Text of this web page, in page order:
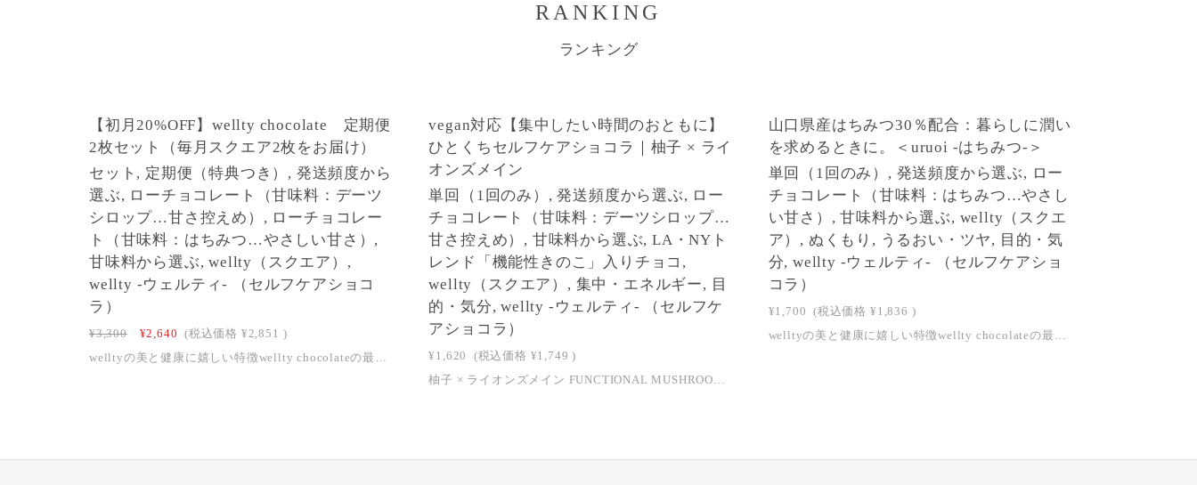
RANKING
ランキング
【初月20%OFF】wellty chocolate 定期便
2枚セット（毎月スクエア2枚をお届け）
セット, 定期便（特典つき）, 発送頻度から
選ぶ, ローチョコレート（甘味料：デーツ
シロップ…甘さ控えめ）, ローチョコレー
ト（甘味料：はちみつ…やさしい甘さ）,
甘味料から選ぶ, wellty（スクエア）,
wellty -ウェルティ- （セルフケアショコ
ラ）
¥3,300 ¥2,640 (税込価格 ¥2,851 )
welltyの美と健康に嬉しい特徴wellty chocolateの最大の特徴はローチョコレートであること。非加熱もしくは低温で焙煎をした「生の状態のカカオ豆」を使用し、製造段階においても48度を超えないよう温度管理をして製造しています。そうすることで、カカオ豆が本来持っている酵素やビタミンCなどの加熱に弱い美容と健康に嬉しい栄養素もそのまま摂り入れるというのがローチョコレートの考え方です。※「ロー」には「生（raw）」の意味があります。※welltyではベースのチョコレートはローですが、トッピングの種類によっては高温で加工しているものもあります。 人生を美しく楽しむためのwellty定期便・甘いものがなかなかやめられない。 ・体と美容にやさしくて、エシカルなチョコレートを毎月お得に食べたい。 そんな方におすすめなwelltyの定期便。 wellty chocolate＜スクエア＞が毎月2枚届く、継続コース。心身ともにキレイになるための食習慣を、まずはおやつから始めてみませんか？【定期便限定！3大特典】①ずっと10％OFF②お得な送料（クール便も年間同じ送料でお届け）・北海道・沖縄・離島以外の送料：880円（税込）・北海道の送料：1,375円（税込）・沖縄・離島の送料：1,430円（税込）※離島送料は決済時にショップにて変更させていただきます。③「一生ダイエットで悩まない！食の選び方」動画 （月1回。全5回配信）④1年ご継続いただくと、13ヶ月目以降はずっと12％OFFでのお届けとなります。【定期便について】・2回目以降解約可能です。・初月20％OFF、2ヶ月目以降ずっと10％OFFでのお届けとなります。・1年ご継続いただくと、13ヶ月目以降はずっと12％OFFでのお届けとなります。・30日ごとのお届けとなります。（お届け間隔はマイページよりご変更いただけます。）・他の商品との同梱も可能です。（予約商品以外。2ヶ月目以降もマイページから追加可能です。）・スキップ機能もございます。（既に確定した注文、発送済の注文は変更できませんのでご注意ください。一度スキップを実行すると、次回の配送が完了するまで再度スキップすることができません。）【セット内容】 8種類から2枚届きます。組み合わせはA~Cよりお選びいただけます。※種類のご指定はできかねます。※以下の種類以外にも期間限定商品や新商品をお届けする場合もございます。食物アレルギーがある場合は、備考欄にご入力ください。A.はちみつ・デーツシロップセット毎月、甘味料がはちみつの種類（①、⑥、⑦）が1枚、デーツシロップの種類（②〜⑤、⑧）が1枚ずつ、合計2枚届きます。※「sakusaku」は季節限定、「hirameki」は不定期販売のため、「uruoi」が届く頻度が高くなります。※届く順番はランダムのため、先月分と一部重複することもございます。お届け例：1ヶ月目uruoi・kiso、2ヶ月目uruoi・totonoi、3ヶ月目hirameki、totonoiなどB.ヴィーガンセット甘味料がデーツシロップの種類（②〜⑤、⑧）から2枚届きます。※届く順番はランダムのため、先月分と一部重複することもございます。お届け例：1ヶ月目kiyoraka・kiso、2ヶ月目nagomi・yasuragi、3ヶ月目kiyoraka、totonoiなどC.ランダム①〜⑧の8種類のうち、毎月2枚届きます。※届く順番はランダムのため、2枚とも甘味料がデーツシロップもしくは、甘味料がはちみつのこともございます。お届け例：1ヶ月目uruoi・kiso、2ヶ月目kiyoraka・totonoi、3ヶ月目uruoi、nagomiなど【種類】wellty chocolate「スクエア」8種類のうち、毎月2枚届きます。①uruoi ーはちみつー 甘味料：生はちみつフリーズドライのラズベリーをトッピング。蜂蜜の優しい甘みの後にラズベリーの酸味が広がる、味の変化が楽しめるチョコレート。②nagomi ーCBDー甘味料：デーツシロップCBD入りのチョコレート。甘味料は、栽培期間中農薬不使用で育てられたデーツから作られたデーツシロップを使用しています。③kiyoraka ー麻炭ー甘味料：デーツシロップ栃木県で480年の歴史を誇る麻農家がつくる野州麻の麻炭入りのチョコレート。カカオニブの程よい苦味がアクセント。④totonoi ー竹ー甘味料：デーツシロップ静岡県産淡竹が入ったチョコレート。整備した竹を新たな資源に変える竹の粉は、日本の森林を守ることにつながっています。⑤kiso ーヘンププロテインー甘味料：デーツシロップヘンププロテイン入りのチョコレート。生でも素焼きでもない最先端のナッツ、オーガニックの発芽ナッツをトッピングしました。⑥sakusaku ー玄米パフ・キヌアパフー甘味料：生はちみつ福井県産のコシヒカリ（玄米）のパフと、有機のキヌアからつくられたパフが入ったサクサク食感が楽しめるチョコレート ⑦hirameki ー柚子ー甘味料：生はちみつ仕事や勉強を集中したいときに寄り添うチョコレート。海外でも注目されている機能性キノコの一種、ライオンズメイン（ヤマブシタケ）入り。 ⑧yasuragi ージャンドゥーヤー甘味料：デーツシロップ心身ともに美しく、穏やかに過ごしたい方におすすめなチョコレート。海外で注目を集めている機能性きのこ、チャーガと鹿角霊芝入り。※⑥sakusaku ー玄米パフ・キヌアパフーは、バレンタイン・ホワイトデー時期限定商品となります。※種類のご指定はできかねますのでご了承ください。【商品詳細】①uruoi ーはちみつー 原材料：ローカカオバター、蜂蜜、ローカカオパウダー、ラズベリー（フリーズドライ）大きさ(約)：H75mm×W75mm特定原材料28品目：なし②nagomi ーCBDー原材料：ローカカオバター、デーツシロップ、ローカカオパウダー、麻抽出物末大きさ(約)：H75mm×W75mm特定原材料28品目：なし③kiyoraka ー麻炭ー原材料：ローカカオバター、デーツシロップ、ローカカオパウダー、ローカカオニブ/植物炭末色素（麻炭）大きさ(約)：H75mm×W75mm特定原材料28品目：なし④totonoi ー竹ー原材料：ローカカオバター、デーツシロップ、ローカカオパウダー、ドライみかん、淡竹微粉末大きさ(約)：H75mm×W75mm特定原材料28品目：なし⑤kiso ーヘンププロテインー原材料：ローカカオバター、デーツシロップ、ローカカオパウダー、発芽ナッツ（アーモンド、ピーカンズ、ブラジルナッツ、カシューナッツ、ヘーゼルナッツ、くるみ、パンプキンシード）、麻の実粉末大きさ(約)：H75mm×W75mm特定原材料28品目：アーモンド、カシューナッツ、くるみ⑥sakusaku ー玄米パフ・キヌアパフー原材料：ローカカオバター、蜂蜜、ローカカオパウダー、玄米パフ、キヌアパフ大きさ(約)：H75mm×W75mm特定原材料28品目：なし⑦hirameki ー柚子ー原材料：ローカカオバター、蜂蜜、ローカカオパウダー、ヤマブシタケ、柚子粉末、柚子フリーズドライ大きさ(約)：H75mm×W75mm特定原材料28品目：なし⑧yasuragi ージャンドゥーヤー原材料：ローカカオバター、カシューナッツペースト、ヘーゼルナッツ、デーツシロップ、ローカカオパウダー、鹿角霊芝、チャーガ大きさ(約)：H75mm×W75mm特定原材料28品目：カシューナッツ【ご注意点】・「uruoi ーはちみつー」「sakusaku ー玄米パフ・キヌアパフー」「hirameki ー柚子」には、蜂蜜が入っておりますので、1歳未満のお子様には与えないでください。・「nagomi ーCBDー」には、CBDが含まれるため妊娠中・授乳中の摂取はお避けください。・製造工場では、アーモンドを含む製品も製造しています。・すべてハンドメイドのため、商品ごとに大きさや内容量に個体差がございます。・表記はおおよその目安となりますのであらかじめご了承ください。・直射日光、高温多湿の場所を避けて28℃以下の涼しいところに保存して下さい。「hirameki ー柚子」、「yasuragi ージャンドゥーヤ」は15℃以下の涼しいところに保存して下さい。
NEW
SOLD OUT
vegan対応【集中したい時間のおともに】
ひとくちセルフケアショコラ｜柚子 × ライ
オンズメイン
単回（1回のみ）, 発送頻度から選ぶ, ロー
チョコレート（甘味料：デーツシロップ…
甘さ控えめ）, 甘味料から選ぶ, LA・NYト
レンド「機能性きのこ」入りチョコ,
wellty（スクエア）, 集中・エネルギー, 目
的・気分, wellty -ウェルティ- （セルフケ
アショコラ）
¥1,620 (税込価格 ¥1,749 )
柚子 × ライオンズメイン FUNCTIONAL MUSHROOM COLLECTION 集中したい時間に。柚子香るセルフケアショコラを。 海外で「Brain Mushroom」とも呼ばれるライオンズメインと、 箕面産実生柚子の爽やかな香りを組み合わせた、 デスクワークや勉強時間のおともにおすすめの一粒です。 SELFCARE CHOCOLAT 柚子 × ライオンズメイン 仕事や勉強など集中したい時間のおともに。 海外のウェルネス分野でも注目されている機能性きのこ、ライオンズメインを組み合わせたセルフケアショコラです。 奥深くビターなカカオの味わいにデーツシロップの自然な甘みが重なります。 箕面産実生柚子のフリーズドライが爽やかに香り、気分を切り替えたい時間にもぴったりです。 デスクや冷蔵庫にそっと忍ばせて。 頑張りたい時間に寄り添う軽やかなセルフケアショコラです。 Functional Mushroom Collection Functional Mushroom Collectionは海外のウェルネスシーンでも注目されている「機能性きのこ」をテーマにしたwelltyのコレクションです。 welltyでは美容や健康を意識する毎日の中で無理なく楽しめるセルフケアショコラとして、ローチョコレートに機能性きのこを組み合わせました。 「食べることを我慢する」のではなく、楽しみながら自分をいたわる時間に。 忙しい日々の中でもひとくちずつ美しさを重ねていくためのチョコレートです。 こんな時におすすめ 柚子 × ライオンズメインは特に「集中したい時間」と「気分を切り替えたい時間」におすすめのチョコレートです。 01 WORK TIME デスクワークに パソコン作業や考える時間のおともに。甘さ控えめで仕事中にも食べやすい一粒です。 02 STUDY TIME 勉強や読書に 集中したい時間の小さなご褒美に。柚子の香りが気分をすっきり切り替えてくれます。 03 REFRESH 気分転換に 午後のひと息やリフレッシュしたい時に。爽やかな柚子の余韻が広がります。 04 DAILY RITUAL 頑張る日の習慣に 忙しい日や頭を使う日のセルフケアに。デスクや冷蔵庫にそっと忍ばせておきたい一粒です。 LION'S MANE 海外で「Brain Mushroom」とも呼ばれる、ライオンズメイン。 ライオンズメインは日本ではヤマブシタケとして知られるきのこです。 ふさふさとした見た目がライオンのたてがみに似ていることから海外では「Lion's Mane」と呼ばれています。 ウェルネス分野でも注目されている機能性きのこのひとつで、デスクワークや勉強など集中したい時間のおともとして選ばれています。 welltyでは栽培期間中農薬不使用の長野県産ヤマブシタケを100％使用。 栄養素が残るよう低温乾燥でじっくりと仕上げたものをローチョコレートの一粒に丁寧に閉じ込めました。 ※本品はヤマブシタケを使用した食品です。疾病の診断、治療、予防を目的としたものではありません。 素材と製法のこだわり ライオンズメイン 海外では「Brain Mushroom」とも呼ばれ、ウェルネス分野で注目されているきのこ素材です。 welltyでは栽培期間中農薬不使用の長野県産ヤマブシタケを100％使用しています。低温乾燥でじっくり仕上げたものを選びました。 実生柚子 トッピングには大阪府箕面市の実生柚子のフリーズドライを使用しています。 実生柚子は種から育ち、実をつけるまでに長い年月を要する希少な柚子。爽やかな香りとほろ苦さがカカオの味わいを引き立てます。 ローチョコレート製法 ベースのチョコレートは製造段階において48℃を超えないよう温度管理をして製造しています。 カカオ本来の風味を生かした奥深くなめらかな味わいです。 デーツシロップ 甘味にはデーツシロップを使用。 樹上完熟させたデーツから、沸騰させずに丁寧に抽出。ビタミン、ミネラル、食物繊維が豊富で、血糖値も上がりづらい天然の甘みです。デーツシロップを甘味料に使用したwellty商品は、動物性原材料を一切使用していません。 白砂糖・乳製品・乳化剤不使用 白砂糖、乳製品、乳化剤を使わず、素材を生かしたシンプルな原材料でつくっています。美容や健康を意識する方にも手に取っていただきやすいチョコレートです。 味わいの特徴 ローカカオバターとローカカオパウダーをベースにした奥行きのあるビターな味わい。 デーツシロップのやさしい甘みがカカオの深みをまろやかに引き立てます。 仕上げには箕面産実生柚子のフリーズドライをトッピング。 柚子の爽やかな香りとほろ苦さが広がり、気分を切り替えたい時間にもぴったりの味わいです。 おすすめの楽しみ方 Work time｜デスクワークのおともに パソコン作業や考える時間に。甘さ控えめのチョコレートで仕事中の小さなセルフケアに。 Study time｜勉強や読書の時間に 集中したい時間のひと口に。柚子の爽やかな香りが気分を軽やかに切り替えてくれます。 Refresh time｜午後の気分転換に ほっと一息つきたい午後に。奥深いカカオと柚子の余韻で気持ちを整える時間におすすめです。 MISHO YUZU 使用している柚子は「ゆらぎスタイル」の大阪府箕面市の実生柚子です。 実生柚子は奈良時代から薬用植物として日本人の暮らしに深く根づいてきた柚子の原種。 他品種と交配されることなく、ピュアな遺伝子を1200年以上にわたって受け継いでいるのが特徴です。 挿し木して人工栽培される一般的な柚子が約3年で収穫に至るのに対し、実生柚子は結実までに18年もの歳月を要するといわれています。 里山の奥深くに息づく希少な実生柚子。 その爽やかな香りをライオンズメインのチョコレートに合わせました。 ゆらぎスタイルホームページはこちら ABOUT wellty chocolate wellty chocolateは美容、健康、エシカルを大切にしたローチョコレートブランドです。 目指しているのは罪悪感なく楽しめるだけではなく、食べることで心も身体も社会もプラスになる「ギルトフリーのその先」のチョコレート。 日常の中に心も身体もキレイになれるご褒美時間を。 ひとくちずつ美しさを重ねていく。welltyはそんな食のセルフケアをお届けします。 wellty 6つのこだわり RAW CHOCOLATE カカオ本来の風味と栄養を大切にするローチョコレート製法。 SIMPLE 白砂糖、乳製品、乳化剤不使用。素材の個性を生かしたシンプルな原材料。 FAIR TRADE 生産背景にも配慮したフェアトレードカカオを使用。 ETHICAL 環境に配慮したパッケージを採用し、プラスチック削減にも取り組んでいます。 DONATION 売上の一部を、児童労働撤廃、動物福祉、森林保全などに取り組む団体へ寄付しています。 PROFESSIONAL ダイエットヘルスコーチの知見を活かした開発とショコラティエの技術で美味しさを追求しています。 SELFCARE MESSAGE 頑張りたい時間に寄り添う、ひとくちを。 デスクワークや勉強など集中したい時間のおともに。 爽やかな柚子の香りと奥深いカカオの味わいで気分を切り替える小さなセルフケアを。 柚子 × ライオンズメインは、毎日を前向きに過ごしたいあなたに贈る“セルフケアショコラ”です。 商品情報 商品名 柚子 × ライオンズメイン 内容量 3.5g × 5個入り 原材料 ローカカオバター、デーツシロップ、ローカカオパウダー、ヤマブシタケ、柚子フリーズドライ 特定原材料等28品目 なし 賞味期限 2026/08/19 保存方法 直射日光、高温多湿の場所を避けて15℃以下の涼しいところに保存して下さい。 ※ローカカオバター、ローカカオパウダーはエクアドルもしくはペルーのフェアトレードカカオを使用しています。 （エクアドル：USDAのORGANIC、ヨーロッパのBIO認証を取得したもの、もしくはオーガニックグレードのもの。ペルー：有機JAS認証取得） ※ヤマブシタケは栽培期間中農薬不使用のものを100％使用しています。（長野県産） ※柚子は栽培期間中農薬不使用の実生柚子を100％使用しています。（箕面産） ご注意 ・特定原材料8品目（えび、かに、小麦、そば、卵、乳、落花生、くるみ）を使用した設備で製造しています。 ・すべてハンドメイドのため商品ごとに大きさや内容量に個体差がございます。 ・表記はおおよその目安となりますのであらかじめご了承ください。 ・直射日光、高温多湿の場所を避けて15℃以下の涼しいところに保存して下さい。 ・冷蔵庫の野菜室で保管していただくことで温度が下がりすぎず、風味を損なわずに美味しくお召し上がりいただけます。
山口県産はちみつ30％配合：暮らしに潤い
を求めるときに。＜uruoi -はちみつ-＞
単回（1回のみ）, 発送頻度から選ぶ, ロー
チョコレート（甘味料：はちみつ…やさし
い甘さ）, 甘味料から選ぶ, wellty（スクエ
ア）, ぬくもり, うるおい・ツヤ, 目的・気
分, wellty -ウェルティ- （セルフケアショ
コラ）
¥1,700 (税込価格 ¥1,836 )
welltyの美と健康に嬉しい特徴wellty chocolateの最大の特徴はローチョコレートであること。非加熱もしくは低温で焙煎をした「生の状態のカカオ豆」を使用し、製造段階においても48度を超えないよう温度管理をして製造しています。そうすることで、カカオ豆が本来持っている酵素やビタミンCなどの加熱に弱い美容と健康に嬉しい栄養素もそのまま摂り入れるというのがローチョコレートの考え方です。※「ロー」には「生（raw）」の意味があります。※welltyではベースのチョコレートはローですが、トッピングの種類によっては高温で加工しているものもあります。 uruoi -はちみつ-栄養素や酵素が損なわれることなく豊富に含まれた、非加熱の蜂蜜を使用したチョコレート。トッピングには、フリーズドライ製法でつくられたラズベリーを使用。ラズベリーには、ポリフェノールの一種やビタミンCやビタミンEなど、美容に嬉しい栄養素が豊富に含まれています。フリーズドライは、高い温度の熱を加えずにつくるため、熱に弱いビタミンなどの栄養素を壊すことなく、凝縮された栄養素をとることができます。 ＜welltyで使用する蜂蜜＞全国でもトップクラスの品質と言われている山口県の「ときつ養蜂園」の蜂蜜を甘味料に使用。ときつ養蜂園は、農薬・抗生物質・除草剤を一切使用しないミツバチや人、地球にやさしいケミカルフリーな養蜂をおこなっています。また、はちみつのもつ自然本来のおいしさをそのまま提供する為に、「低温加熱」を採用。採れたままの美味しさにこだわり、布でこしただけで一切加工をしない、ときつ養蜂園の蜂蜜の風味がひろがる特別なチョコレートをお楽しみください。 ときつ養蜂園ホームページはこちらをクリック＞＞【商品詳細】原材料：ローカカオバター、蜂蜜、ローカカオパウダー、ラズベリー（フリーズドライ）※ローカカオパウダーはペルーもしくはエクアドルのフェアトレードカカオを使用しています。（ペルー：有機JAS認証取得、エクアドル：USDAのORGANIC、ヨーロッパのBIO認証を取得）※ローカカオバターはエクアドルのフェアトレードカカオ。カカオバターを更に追発酵させて作る非常に珍しい発酵カカオバターを使用しています。（栽培期間中農薬不使用）※蜂蜜は残留農薬不検出の証明書を取得したものを100％使用しています。大きさ(約)：H75mm×W75mm特定原材料28品目：なし賞味期限：2026/10/05【ご注意点】・蜂蜜が入っておりますので、1歳未満のお子様には与えないでください。・製造工場では、アーモンドを含む製品も製造しています。・すべてハンドメイドのため、商品ごとに大きさや内容量に個体差がございます。・表記はおおよその目安となりますのであらかじめご了承ください。・直射日光、高温多湿の場所を避けて28℃以下の涼しいところに保存して下さい。